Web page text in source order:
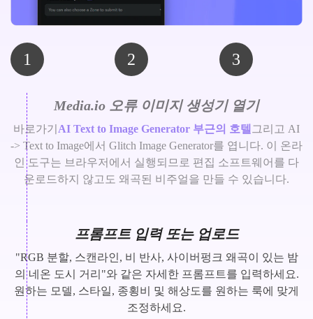
1 2 3
Media.io 오류 이미지 생성기 열기
바로가기 AI Text to Image Generator 부근의 호텔 그리고 AI
-> Text to Image에서 Glitch Image Generator를 엽니다. 이 온라
인 도구는 브라우저에서 실행되므로 편집 소프트웨어를 다
운로드하지 않고도 왜곡된 비주얼을 만들 수 있습니다.
프롬프트 입력 또는 업로드
"RGB 분할, 스캔라인, 비 반사, 사이버펑크 왜곡이 있는 밤
의 네온 도시 거리"와 같은 자세한 프롬프트를 입력하세요.
원하는 모델, 스타일, 종횡비 및 해상도를 원하는 룩에 맞게
조정하세요.